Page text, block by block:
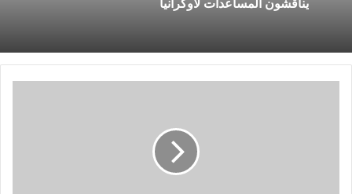
يناقشون المساعدات لأوكرانيا